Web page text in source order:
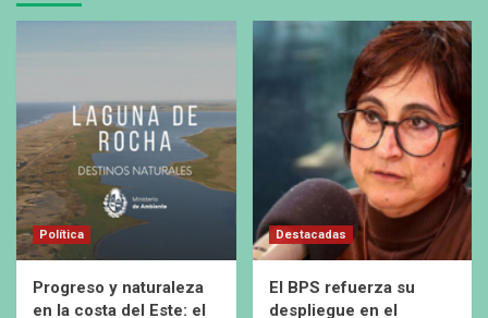
Política
Progreso y naturaleza
en la costa del Este: el
Destacadas
El BPS refuerza su
despliegue en el